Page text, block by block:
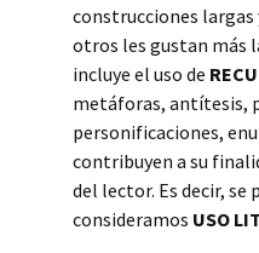
construcciones largas
otros les gustan más
incluye el uso de
metáforas, antítesis,
personificaciones,
contribuyen a su
del lector. Es decir, se
consideramos USO